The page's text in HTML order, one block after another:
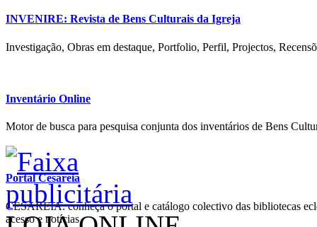
INVENIRE: Revista de Bens Culturais da Igreja
Investigação, Obras em destaque, Portfolio, Perfil, Projectos,
Inventário Online
Motor de busca para pesquisa conjunta dos inventários de Bens
Portal Cesareia
CESAREIA: conheça o portal e catálogo colectivo das bibliotecas
acesso e notícias